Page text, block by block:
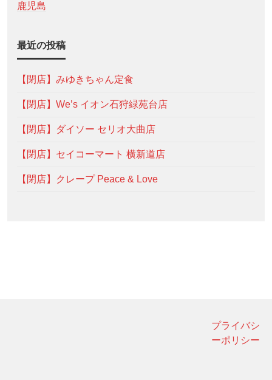
鹿児島
最近の投稿
【閉店】みゆきちゃん定食
【閉店】We’s イオン石狩緑苑台店
【閉店】ダイソー セリオ大曲店
【閉店】セイコーマート 横新道店
【閉店】クレープ Peace & Love
プライバシ
ーポリシー